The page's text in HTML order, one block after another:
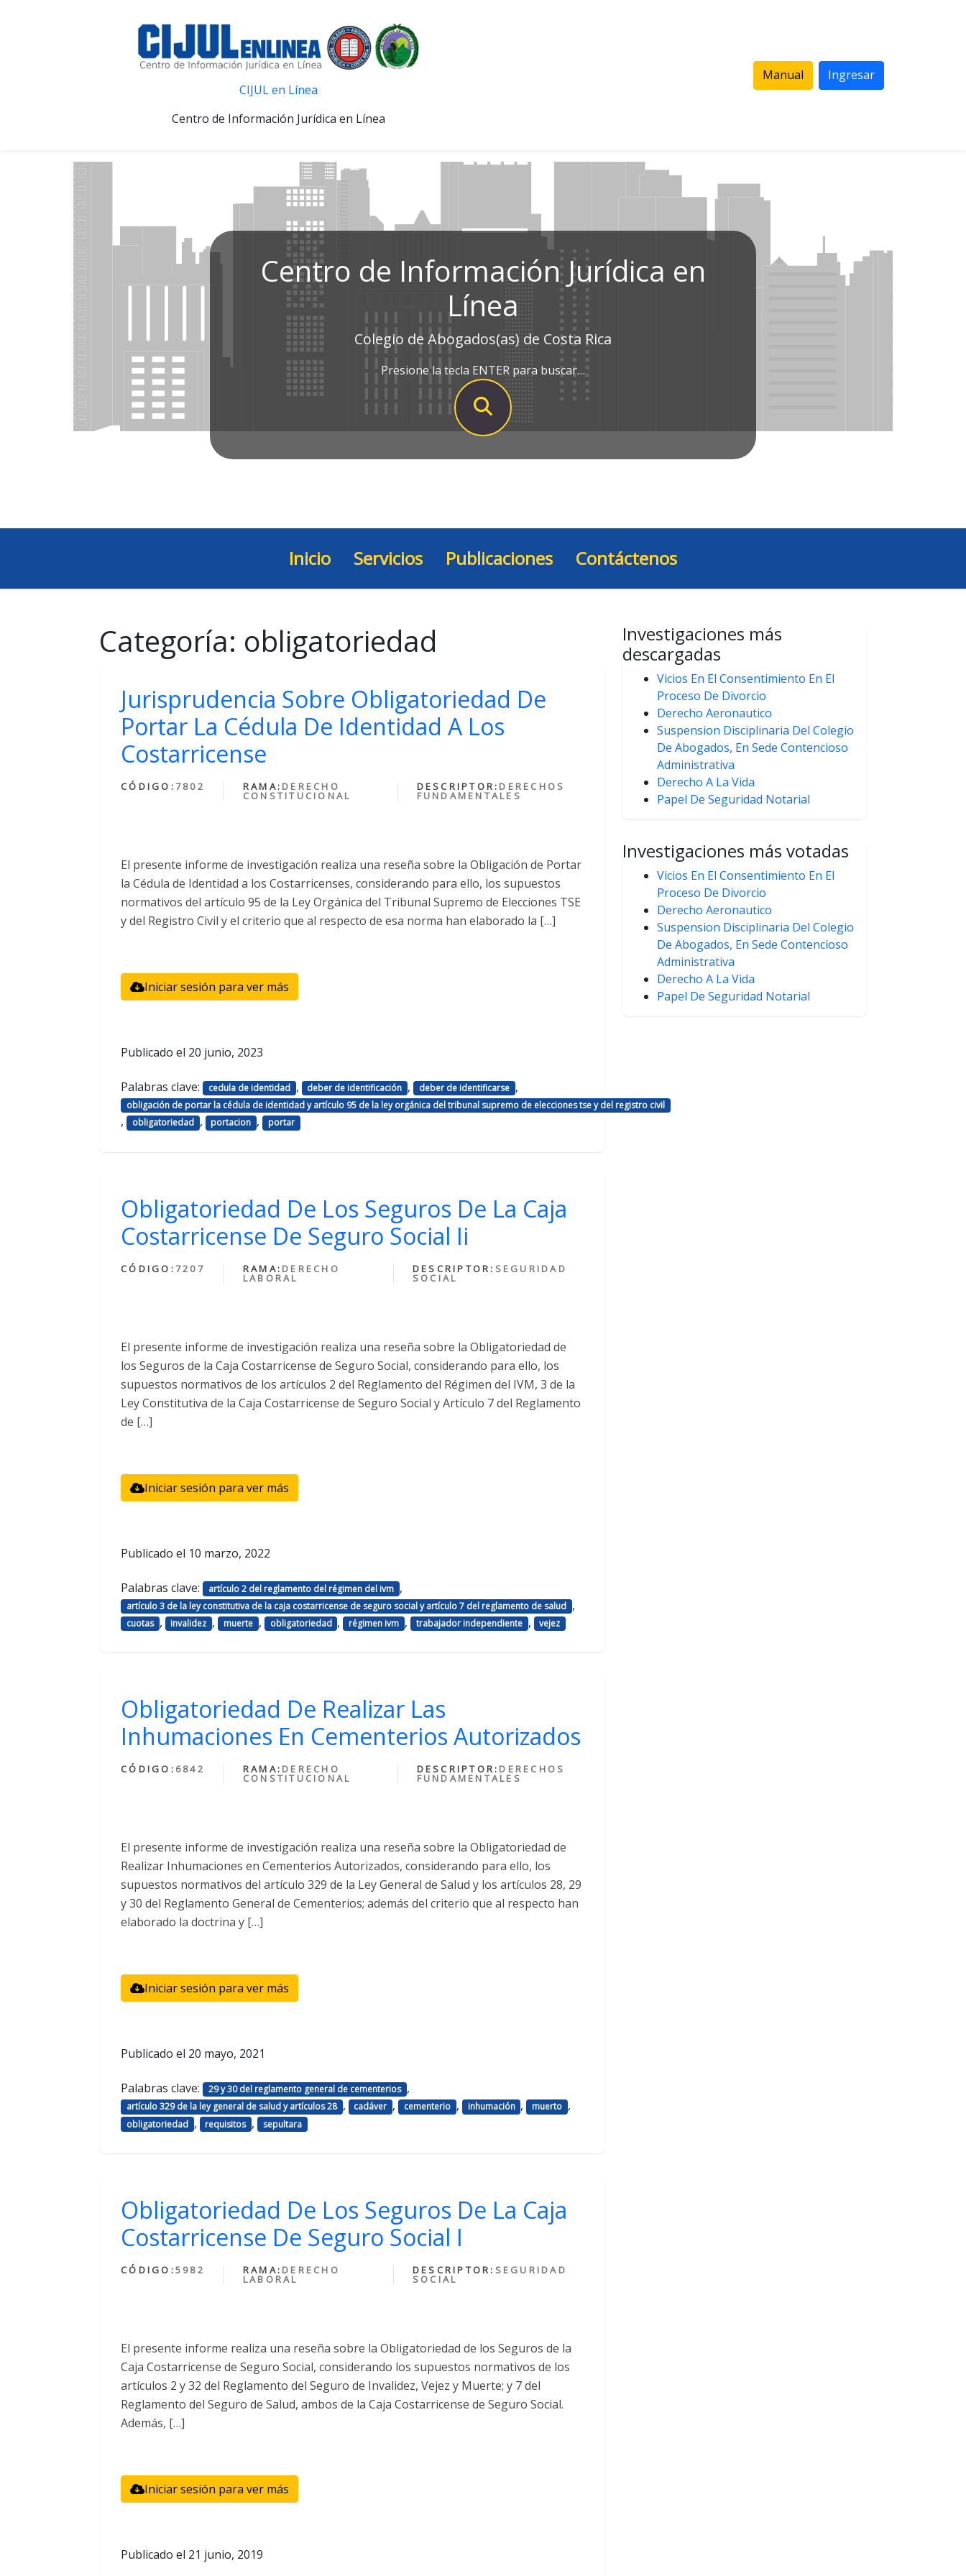
CIJUL en Línea
Centro de Información Jurídica en Línea
Manual Ingresar
Centro de Información Jurídica en
Línea
Colegio de Abogados(as) de Costa Rica
Presione la tecla ENTER para buscar…
Inicio Servicios Publicaciones Contáctenos
Categoría: obligatoriedad
Jurisprudencia Sobre Obligatoriedad De
Portar La Cédula De Identidad A Los
Costarricense
CÓDIGO: 7802 RAMA: DERECHO
CONSTITUCIONAL
DESCRIPTOR: DERECHOS
FUNDAMENTALES
El presente informe de investigación realiza una reseña sobre la Obligación de Portar
la Cédula de Identidad a los Costarricenses, considerando para ello, los supuestos
normativos del artículo 95 de la Ley Orgánica del Tribunal Supremo de Elecciones TSE
y del Registro Civil y el criterio que al respecto de esa norma han elaborado la […]
Iniciar sesión para ver más
Publicado el 20 junio, 2023
Palabras clave: cedula de identidad , deber de identificación , deber de identificarse ,
obligación de portar la cédula de identidad y artículo 95 de la ley orgánica del tribunal supremo de elecciones tse y del registro civil
, obligatoriedad , portacion , portar
Obligatoriedad De Los Seguros De La Caja
Costarricense De Seguro Social Ii
CÓDIGO: 7207 RAMA: DERECHO
LABORAL
DESCRIPTOR: SEGURIDAD
SOCIAL
El presente informe de investigación realiza una reseña sobre la Obligatoriedad de
los Seguros de la Caja Costarricense de Seguro Social, considerando para ello, los
supuestos normativos de los artículos 2 del Reglamento del Régimen del IVM, 3 de la
Ley Constitutiva de la Caja Costarricense de Seguro Social y Artículo 7 del Reglamento
de […]
Iniciar sesión para ver más
Publicado el 10 marzo, 2022
Palabras clave: artículo 2 del reglamento del régimen del ivm ,
artículo 3 de la ley constitutiva de la caja costarricense de seguro social y artículo 7 del reglamento de salud ,
cuotas , invalidez , muerte , obligatoriedad , régimen ivm , trabajador independiente , vejez
Obligatoriedad De Realizar Las
Inhumaciones En Cementerios Autorizados
CÓDIGO: 6842 RAMA: DERECHO
CONSTITUCIONAL
DESCRIPTOR: DERECHOS
FUNDAMENTALES
El presente informe de investigación realiza una reseña sobre la Obligatoriedad de
Realizar Inhumaciones en Cementerios Autorizados, considerando para ello, los
supuestos normativos del artículo 329 de la Ley General de Salud y los artículos 28, 29
y 30 del Reglamento General de Cementerios; además del criterio que al respecto han
elaborado la doctrina y […]
Iniciar sesión para ver más
Publicado el 20 mayo, 2021
Palabras clave: 29 y 30 del reglamento general de cementerios ,
artículo 329 de la ley general de salud y artículos 28 , cadáver , cementerio , inhumación , muerto ,
obligatoriedad , requisitos , sepultara
Obligatoriedad De Los Seguros De La Caja
Costarricense De Seguro Social I
CÓDIGO:5982 RAMA: DERECHO
LABORAL
DESCRIPTOR: SEGURIDAD
SOCIAL
El presente informe realiza una reseña sobre la Obligatoriedad de los Seguros de la
Caja Costarricense de Seguro Social, considerando los supuestos normativos de los
artículos 2 y 32 del Reglamento del Seguro de Invalidez, Vejez y Muerte; y 7 del
Reglamento del Seguro de Salud, ambos de la Caja Costarricense de Seguro Social.
Además, […]
Iniciar sesión para ver más
Publicado el 21 junio, 2019
Investigaciones más
descargadas
Vicios En El Consentimiento En El
Proceso De Divorcio
Derecho Aeronautico
Suspension Disciplinaria Del Colegio
De Abogados, En Sede Contencioso
Administrativa
Derecho A La Vida
Papel De Seguridad Notarial
Investigaciones más votadas
Vicios En El Consentimiento En El
Proceso De Divorcio
Derecho Aeronautico
Suspension Disciplinaria Del Colegio
De Abogados, En Sede Contencioso
Administrativa
Derecho A La Vida
Papel De Seguridad Notarial